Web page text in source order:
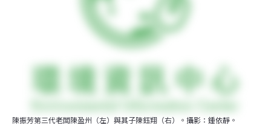
陳振芳第三代老闆陳盈州（左）與其子陳鈺翔（右）。攝影：鍾依靜。